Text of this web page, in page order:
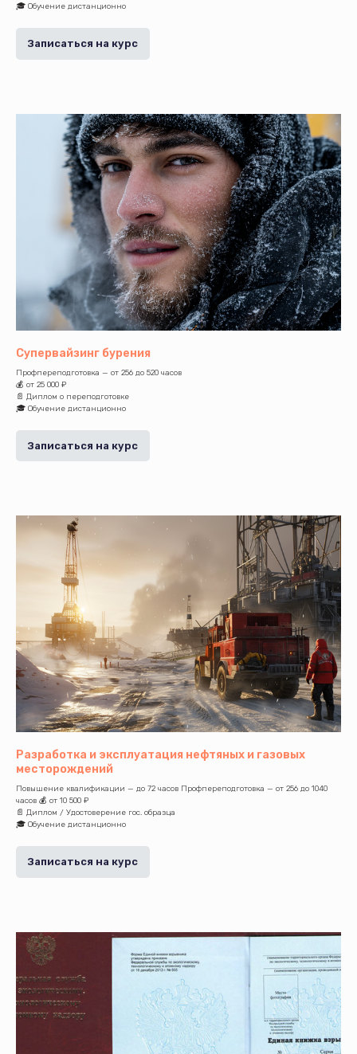
🎓 Обучение дистанционно
Записаться на курс
Супервайзинг бурения
Профпереподготовка — от 256 до 520 часов
💰 от 25 000 ₽
📄 Диплом о переподготовке
🎓 Обучение дистанционно
Записаться на курс
Разработка и эксплуатация нефтяных и газовых
месторождений
Повышение квалификации — до 72 часов Профпереподготовка — от 256 до 1040
часов 💰 от 10 500 ₽
📄 Диплом / Удостоверение гос. образца
🎓 Обучение дистанционно
Записаться на курс